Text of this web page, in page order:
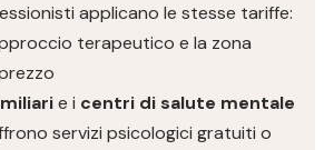
applicano le stesse tariffe:
terapeutico e la zona
e i centri di salute mentale
servizi psicologici gratuiti o